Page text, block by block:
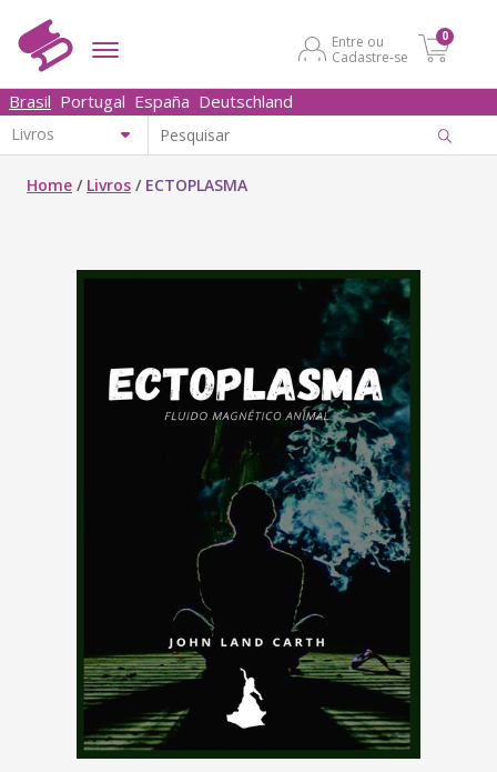
Entre ou
Cadastre-se
0
Brasil Portugal España Deutschland
Home / Livros / ECTOPLASMA